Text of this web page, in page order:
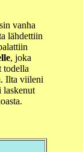
vanha
lähdettiin
, joka
todella
Ilta viileni
laskenut